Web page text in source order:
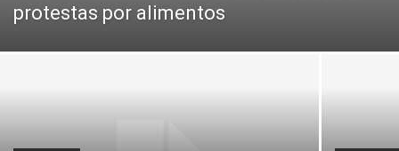
protestas por alimentos